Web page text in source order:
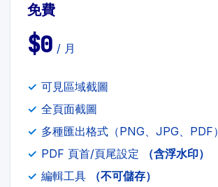
免費
$0 / 月
可見區域截圖
全頁面截圖
多種匯出格式（PNG、JPG、PDF）
PDF 頁首/頁尾設定
（含浮水印）
編輯工具
（不可儲存）